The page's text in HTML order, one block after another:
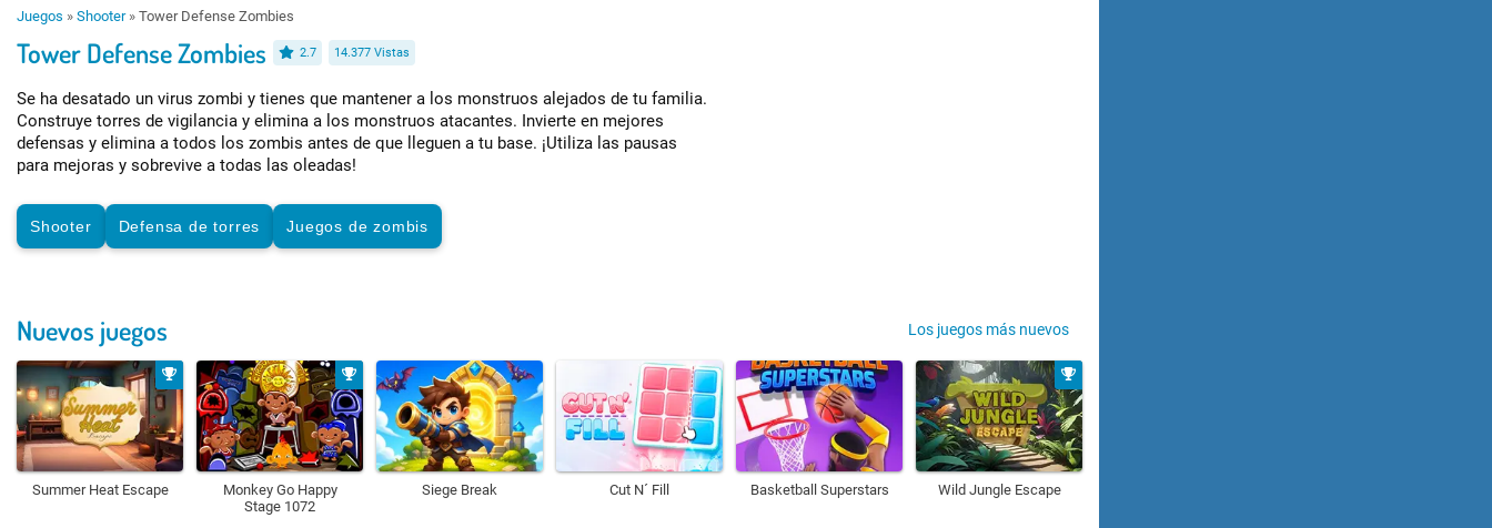
Juegos » Shooter» Tower Defense Zombies
Tower Defense Zombies 2.7 14.377 Vistas
Se ha desatado un virus zombi y tienes que mantener a los monstruos alejados de tu familia.
Construye torres de vigilancia y elimina a los monstruos atacantes. Invierte en mejores
defensas y elimina a todos los zombis antes de que lleguen a tu base. ¡Utiliza las pausas
para mejoras y sobrevive a todas las oleadas!
Shooter Defensa de torres Juegos de zombis
Nuevos juegos Los juegos más nuevos
Summer Heat Escape
Monkey Go Happy
Stage 1072
Siege Break Cut N´ Fill Basketball Superstars Wild Jungle Escape